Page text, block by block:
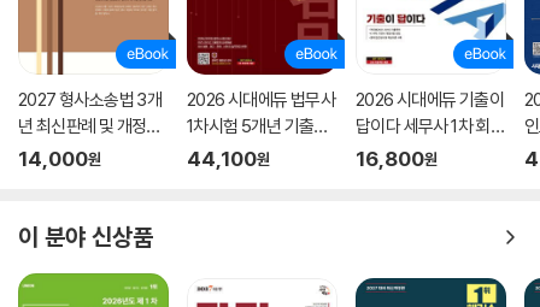
2027 형사소송법 3개
년 최신판례 및 개정법
령(4판)
14,000원
2026 시대에듀 법무사
1차시험 5개년 기출문
제해설
44,100원
2026 시대에듀 기출이
답이다 세무사 1차 회계
학개론 기출문제해설 1
16,800원
이 분야 신상품